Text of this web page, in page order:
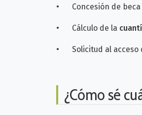
• Concesión de
• Cálculo de la
• Solicitud al acceso
¿Cómo sé